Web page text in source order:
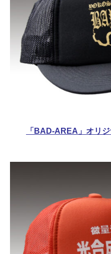
「BAD-AREA」オリ